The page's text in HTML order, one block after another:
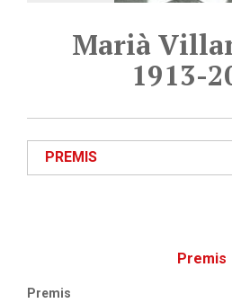
Marià
1913-
PREMIS
Premis
Premis